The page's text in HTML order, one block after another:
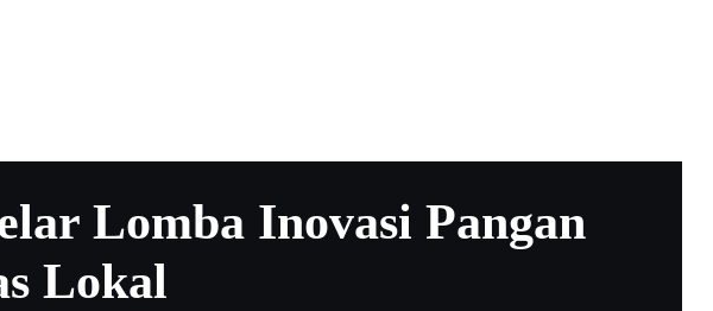
Lomba Inovasi Pangan
Lokal